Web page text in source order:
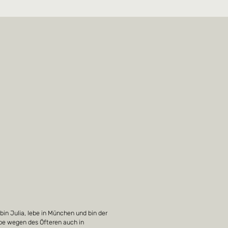
Julia, lebe in München und bin der
wegen des Öfteren auch in